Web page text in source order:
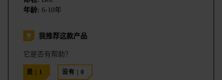
年龄: 6-10年
我推荐这款产品
它是否有帮助？
是 1 没有 0